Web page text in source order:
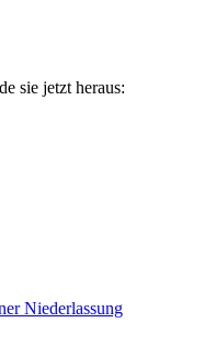
sie jetzt heraus:
Niederlassung